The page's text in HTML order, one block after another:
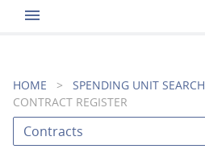
menu
HOME > SPENDING UNIT SEARCH
CONTRACT REGISTER
Contracts